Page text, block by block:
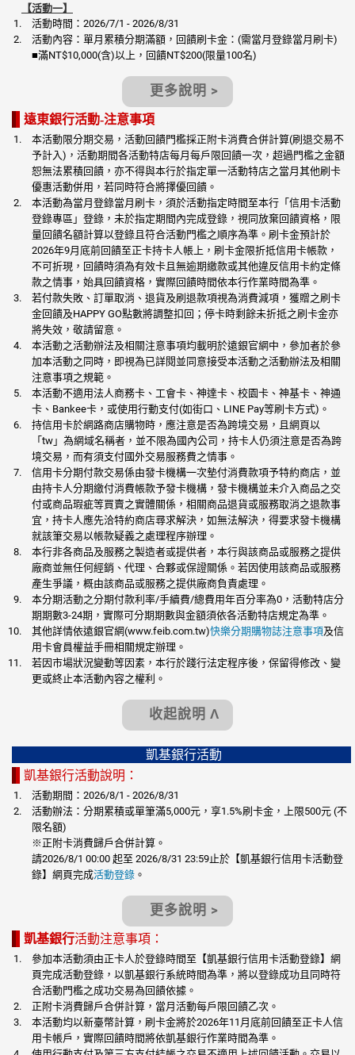
【活動一】
活動時間：2026/7/1 - 2026/8/31
活動內容：單月累積分期滿額，回饋刷卡金：(需當月登錄當月刷卡)
■滿NT$10,000(含)以上，回饋NT$200(限量100名)
更多說明 >
遠東銀行活動-注意事項
本活動限分期交易，活動回饋門檻採正附卡消費合併計算(刷退交易不
予計入)，活動期間各活動特店每月每戶限回饋一次，超過門檻之金額
恕無法累積回饋，亦不得與本行於指定單一活動特店之當月其他刷卡
優惠活動併用，若同時符合將擇優回饋。
本活動為當月登錄當月刷卡，須於活動指定時間至本行「信用卡活動
登錄專區」登錄，未於指定期間內完成登錄，視同放棄回饋資格，限
量回饋名額計算以登錄且符合活動門檻之順序為準。刷卡金預計於
2026年9月底前回饋至正卡持卡人帳上，刷卡金限折抵信用卡帳款，
不可折現，回饋時須為有效卡且無逾期繳款或其他違反信用卡約定條
款之情事，始具回饋資格，實際回饋時間依本行作業時間為準。
若付款失敗、訂單取消、退貨及刷退款項視為消費減項，獲贈之刷卡
金回饋及HAPPY GO點數將調整扣回；停卡時剩餘未折抵之刷卡金亦
將失效，敬請留意。
本活動之活動辦法及相關注意事項均載明於遠銀官網中，參加者於參
加本活動之同時，即視為已詳閱並同意接受本活動之活動辦法及相關
注意事項之規範。
本活動不適用法人商務卡、工會卡、神達卡、校園卡、神基卡、神通
卡、Bankee卡，或使用行動支付(如街口、LINE Pay等刷卡方式)。
持信用卡於網路商店購物時，應注意是否為跨境交易，且網頁以
「tw」為網域名稱者，並不限為國內公司，持卡人仍須注意是否為跨
境交易，而有須支付國外交易服務費之情事。
信用卡分期付款交易係由發卡機構一次墊付消費款項予特約商店，並
由持卡人分期繳付消費帳款予發卡機構，發卡機構並未介入商品之交
付或商品瑕疵等買賣之實體關係，相關商品退貨或服務取消之退款事
宜，持卡人應先洽特約商店尋求解決，如無法解決，得要求發卡機構
就該筆交易以帳款疑義之處理程序辦理。
本行非各商品及服務之製造者或提供者，本行與該商品或服務之提供
廠商並無任何經銷、代理、合夥或保證關係。若因使用該商品或服務
產生爭議，概由該商品或服務之提供廠商負責處理。
本分期活動之分期付款利率/手續費/總費用年百分率為0，活動特店分
期期數3-24期，實際可分期期數與金額須依各活動特店規定為準。
其他詳情依遠銀官網(www.feib.com.tw)快樂分期購物誌注意事項及信
用卡會員權益手冊相關規定辦理。
若因市場狀況變動等因素，本行於踐行法定程序後，保留得修改、變
更或終止本活動內容之權利。
收起說明 Λ
凱基銀行活動
凱基銀行活動說明：
活動期間：2026/8/1 - 2026/8/31
活動辦法：分期累積或單筆滿5,000元，享1.5%刷卡金，上限500元 (不
限名額)
※正附卡消費歸戶合併計算。
請2026/8/1 00:00 起至 2026/8/31 23:59止於【凱基銀行信用卡活動登
錄】網頁完成活動登錄 。
更多說明 >
凱基銀行活動注意事項：
參加本活動須由正卡人於登錄時間至【凱基銀行信用卡活動登錄】網
頁完成活動登錄，以凱基銀行系統時間為準，將以登錄成功且同時符
合活動門檻之成功交易為回饋依據。
正附卡消費歸戶合併計算，當月活動每戶限回饋乙次。
本活動均以新臺幣計算，刷卡金將於2026年11月底前回饋至正卡人信
用卡帳戶，實際回饋時間將依凱基銀行作業時間為準。